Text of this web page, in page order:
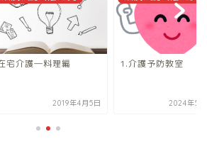
宅介護―料理編
2019年4月5日
1.介護予防教室
2024年5